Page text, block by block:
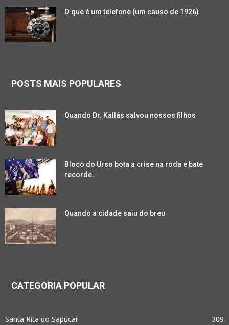
O que é um telefone (um causo de 1926)
POSTS MAIS POPULARES
Quando Dr. Kallás salvou nossos filhos
Bloco do Urso bota a crise na roda e bate
recorde...
Quando a cidade saiu do breu
CATEGORIA POPULAR
Santa Rita do Sapucaí
309